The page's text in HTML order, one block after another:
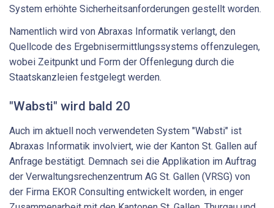
System erhöhte Sicherheitsanforderungen gestellt worden.
Namentlich wird von Abraxas Informatik verlangt, den
Quellcode des Ergebnisermittlungssystems offenzulegen,
wobei Zeitpunkt und Form der Offenlegung durch die
Staatskanzleien festgelegt werden.
"Wabsti" wird bald 20
Auch im aktuell noch verwendeten System "Wabsti" ist
Abraxas Informatik involviert, wie der Kanton St. Gallen auf
Anfrage bestätigt. Demnach sei die Applikation im Auftrag
der Verwaltungsrechenzentrum AG St. Gallen (VRSG) von
der Firma EKOR Consulting entwickelt worden, in enger